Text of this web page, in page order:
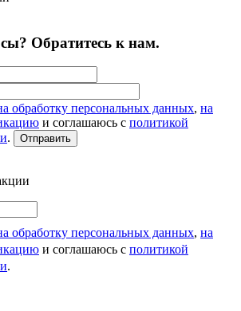
Обратитесь к нам.
обработку персональных данных, на
и соглашаюсь с политикой
. Отправить
обработку персональных данных, на
и соглашаюсь с политикой
.